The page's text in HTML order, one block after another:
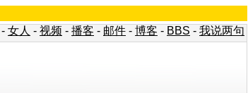
- 女人 - 视频 - 播客 - 邮件 - 博客 - BBS - 我说两句